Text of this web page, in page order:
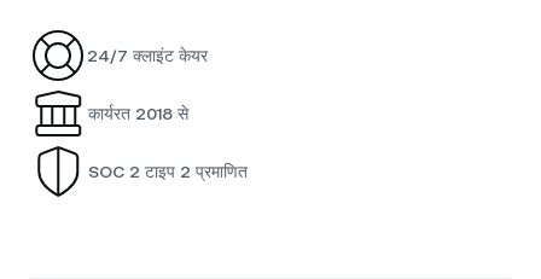
24/7 क्लाइंट केयर
कार्यरत 2018 से
SOC 2 टाइप 2 प्रमाणित